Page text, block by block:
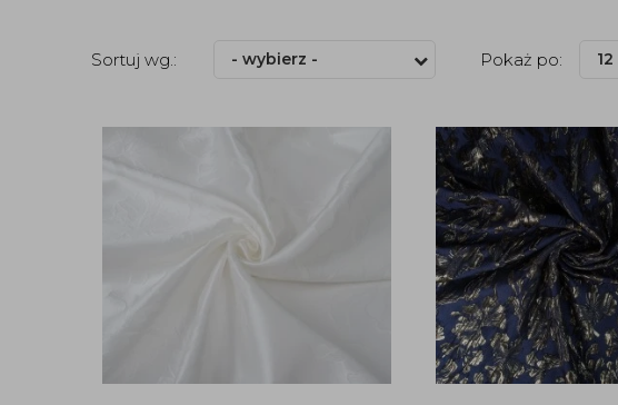
Sortuj wg.: - wybierz - Pokaż po: 12